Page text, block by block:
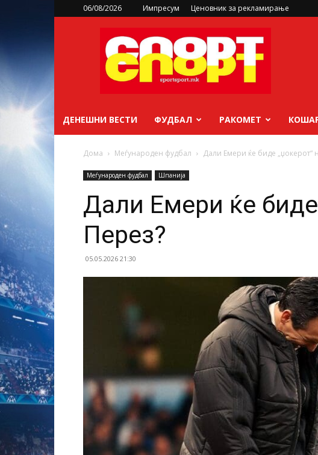
06/08/2026 Импресум Ценовник за рекламирање
sportsport.mk
ДЕНЕШНИ ВЕСТИ ФУДБАЛ РАКОМЕТ
Дома Меѓународен фудбал Дали Емери ќе биде „џокерот“
Меѓународен фудбал Шпанија
Дали Емери ќе биде
Перез?
05.05.2026 21:30